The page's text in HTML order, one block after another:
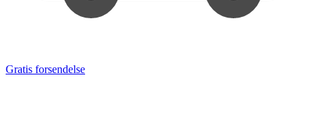
Gratis forsendelse